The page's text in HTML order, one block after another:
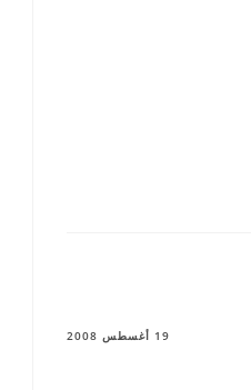
19 أغسطس 2008